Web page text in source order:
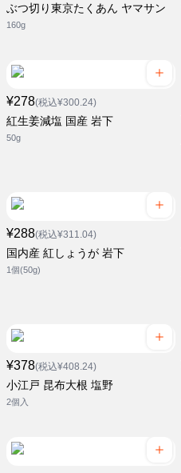
ぶつ切り東京たくあん ヤマサン
160g
¥278(税込¥300.24)
紅生姜減塩 国産 岩下
50g
¥288(税込¥311.04)
国内産 紅しょうが 岩下
1個(50g)
¥378(税込¥408.24)
小江戸 昆布大根 塩野
2個入